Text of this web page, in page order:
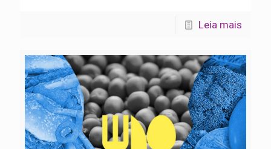
Leia mais